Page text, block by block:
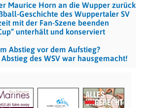
Maurice Horn an die Wupper zurück
Geschichte des Wuppertaler SV
mit der Fan-Szene beenden
unterhält und konserviert
Abstieg vor dem Aufstieg?
des WSV war hausgemacht!